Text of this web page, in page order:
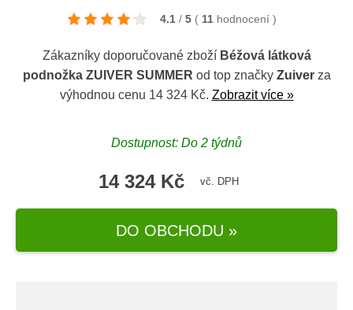
4.1 / 5 ( 11 hodnocení )
Zákazníky doporučované zboží Béžová látková
podnožka ZUIVER SUMMER od top značky Zuiverza
výhodnou cenu 14 324 Kč. Zobrazit více »
Dostupnost: Do 2 týdnů
14 324 Kč vč. DPH
DO OBCHODU »